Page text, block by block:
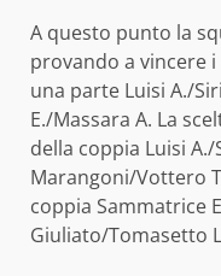
A questo punto la
provando a vincere
una parte Luisi A./
E./Massara A. La
della coppia Luisi
Marangoni/Vottero
coppia Sammatrice
Giuliato/Tomasetto